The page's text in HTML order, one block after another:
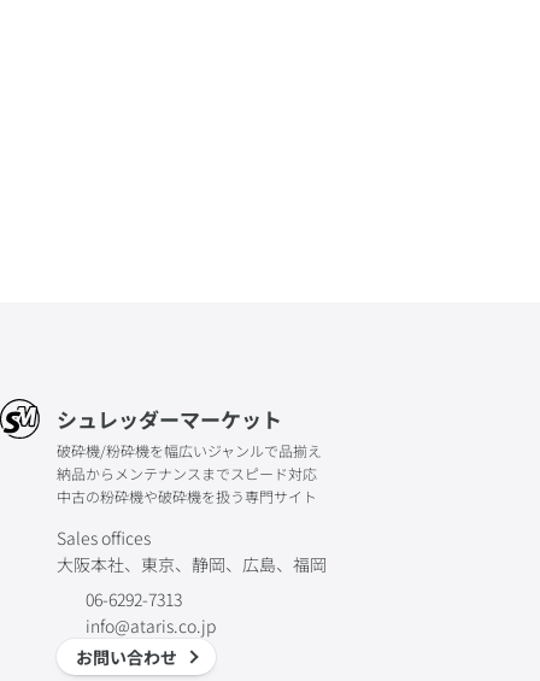
シュレッダーマーケット
破砕機/粉砕機を幅広いジャンルで品揃え
納品からメンテナンスまでスピード対応
中古の粉砕機や破砕機を扱う専門サイト
Sales offices
大阪本社、東京、静岡、広島、福岡
06-6292-7313
info@ataris.co.jp
お問い合わせ